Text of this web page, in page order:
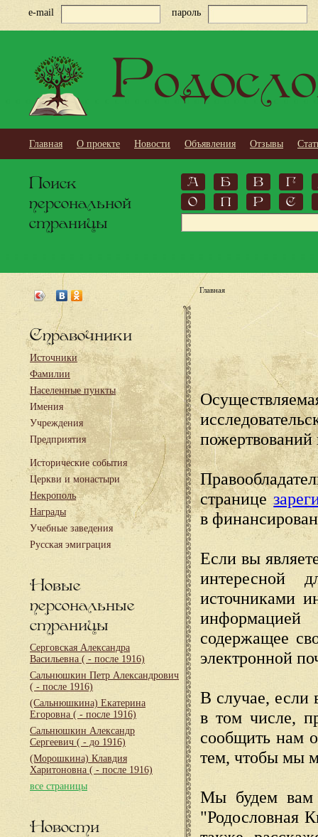
e-mail пароль
Главная О проекте Новости Объявления Отзывы
Поиск
персональной
страницы
А Б В
Г
О
П Р С
Справочники
Источники
Фамилии
Населенные пункты
Имения
Учреждения
Предприятия
Исторические события
Церкви и монастыри
Некрополь
Награды
Учебные заведения
Русская эмиграция
Новые
персональные
страницы
Серговская Александра
Васильевна ( - после 1916)
Сальнюшкин Петр Александрович
( - после 1916)
(Сальнюшкина) Екатерина
Егоровна ( - после 1916)
Сальнюшкин Александр
Сергеевич ( - до 1916)
(Морошкина) Клавдия
Харитоновна ( - после 1916)
все страницы
Новости
Главная
пожертвований
странице
в
Если вы
интересной
источниками
содержащее
электронной
В случае, если
в том числе,
сообщить нам
тем, чтобы мы
Мы будем вам
"Родословная